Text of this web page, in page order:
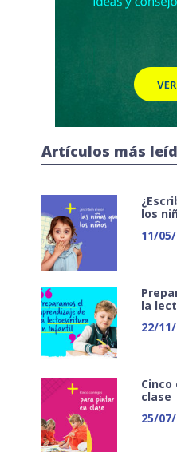
Artículos más
los
11/
la
22/
clase
25/